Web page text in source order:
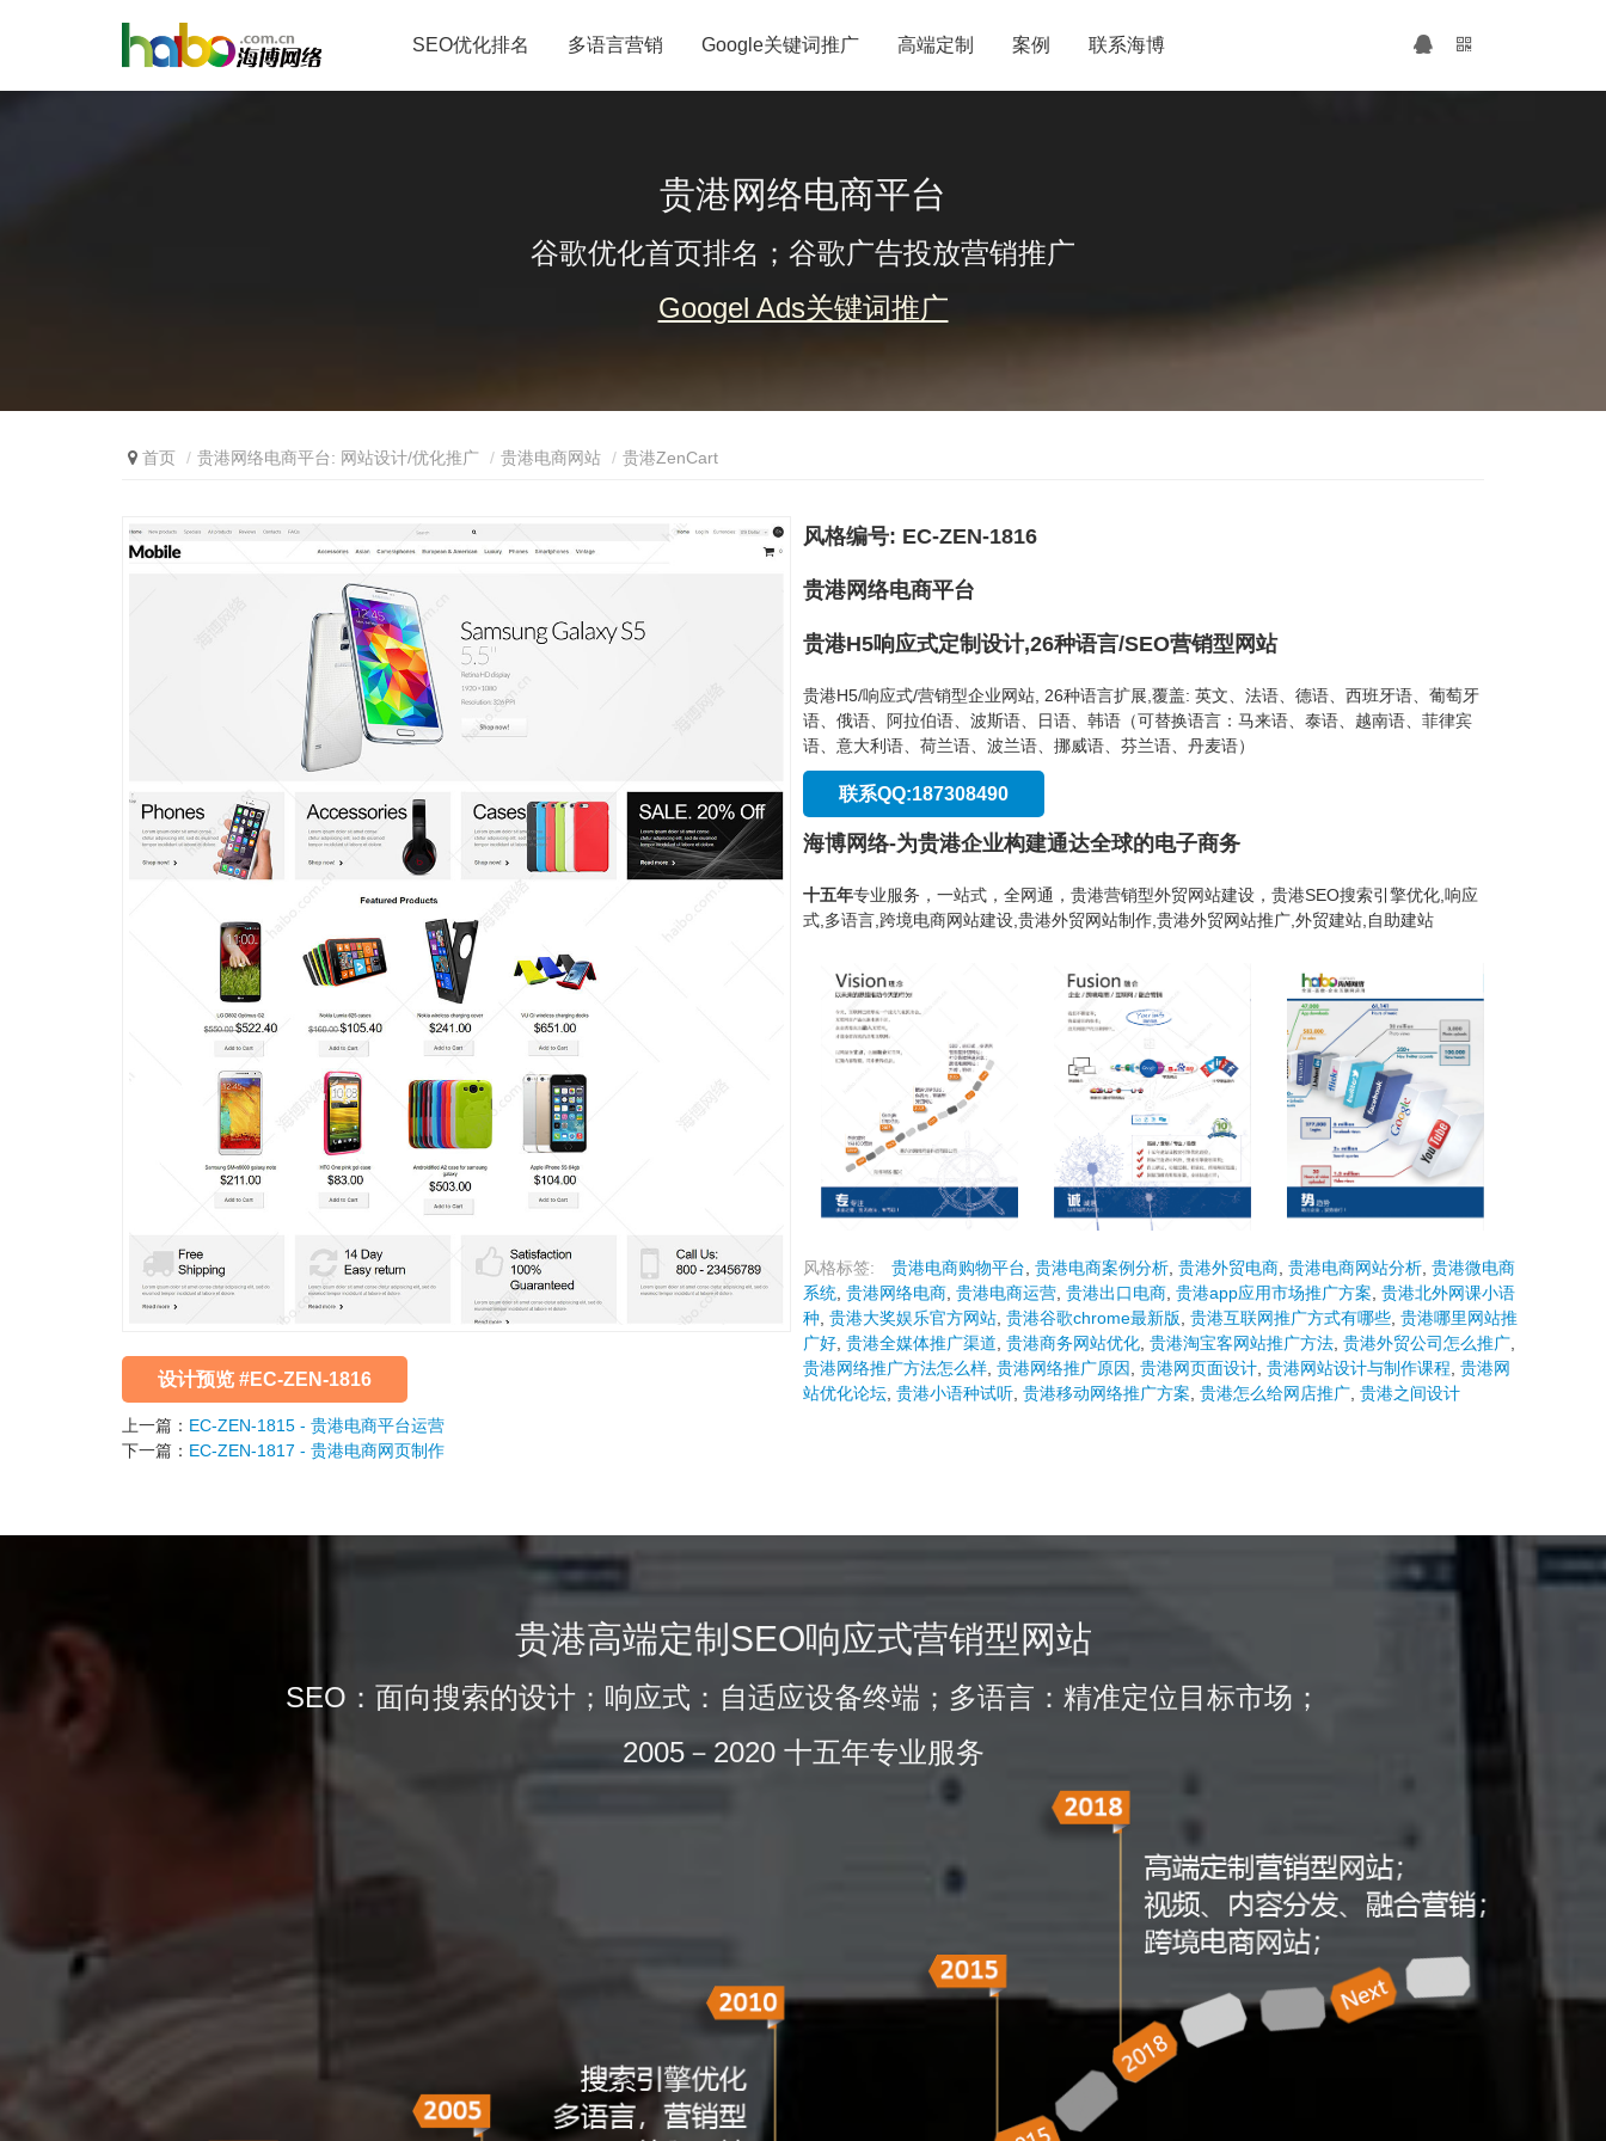
SEO优化排名 多语言营销 Google关键词推广 高端定制 案例 联系海博
贵港网络电商平台
谷歌优化首页排名；谷歌广告投放营销推广
Googel Ads关键词推广
首页 贵港网络电商平台: 网站设计/优化推广 贵港电商网站 贵港ZenCart
设计预览 #EC-ZEN-1816
风格编号: EC-ZEN-1816
贵港网络电商平台
贵港H5响应式定制设计,26种语言/SEO营销型网站
贵港H5/响应式/营销型企业网站, 26种语言扩展,覆盖: 英文、法语、德语、西班牙语、葡萄牙
语、俄语、阿拉伯语、波斯语、日语、韩语（可替换语言：马来语、泰语、越南语、菲律宾
语、意大利语、荷兰语、波兰语、挪威语、芬兰语、丹麦语）
联系QQ:187308490
海博网络-为贵港企业构建通达全球的电子商务
十五年专业服务，一站式，全网通，贵港营销型外贸网站建设，贵港SEO搜索引擎优化,响应
式,多语言,跨境电商网站建设,贵港外贸网站制作,贵港外贸网站推广,外贸建站,自助建站
风格标签: 贵港电商购物平台 贵港电商案例分析 贵港外贸电商 贵港电商网站分析 贵港微电商
系统 贵港网络电商 贵港电商运营 贵港出口电商 贵港app应用市场推广方案 贵港北外网课小语
种 贵港大奖娱乐官方网站 贵港谷歌chrome最新版 贵港互联网推广方式有哪些 贵港哪里网站推
广好 贵港全媒体推广渠道 贵港商务网站优化 贵港淘宝客网站推广方法 贵港外贸公司怎么推广
贵港网络推广方法怎么样 贵港网络推广原因 贵港网页面设计 贵港网站设计与制作课程 贵港网
站优化论坛 贵港小语种试听 贵港移动网络推广方案 贵港怎么给网店推广 贵港之间设计
上一篇： EC-ZEN-1815 - 贵港电商平台运营
下一篇： EC-ZEN-1817 - 贵港电商网页制作
贵港高端定制SEO响应式营销型网站
SEO：面向搜索的设计；响应式：自适应设备终端；多语言：精准定位目标市场；
2005－2020 十五年专业服务